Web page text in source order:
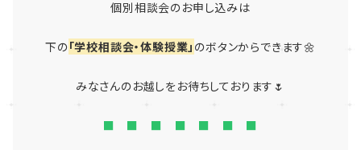
個別相談会のお申し込みは
下の「学校相談会・体験授業」 のボタンからできます🌼
みなさんのお越しをお待ちしております🌷
■ ■ ■ ■ ■ ■ ■